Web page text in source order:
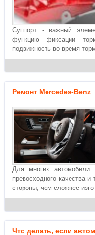
Суппорт - важный
функцию фиксации
подвижность во время
Ремонт Mercedes-Benz
Для многих автомобили
превосходного качества и
стороны, чем сложнее
Что делать, если